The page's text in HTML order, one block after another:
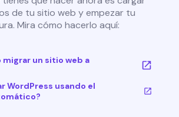
de tu sitio web y empezar tu
Mira cómo hacerlo aquí:
migrar un sitio web a
WordPress usando el